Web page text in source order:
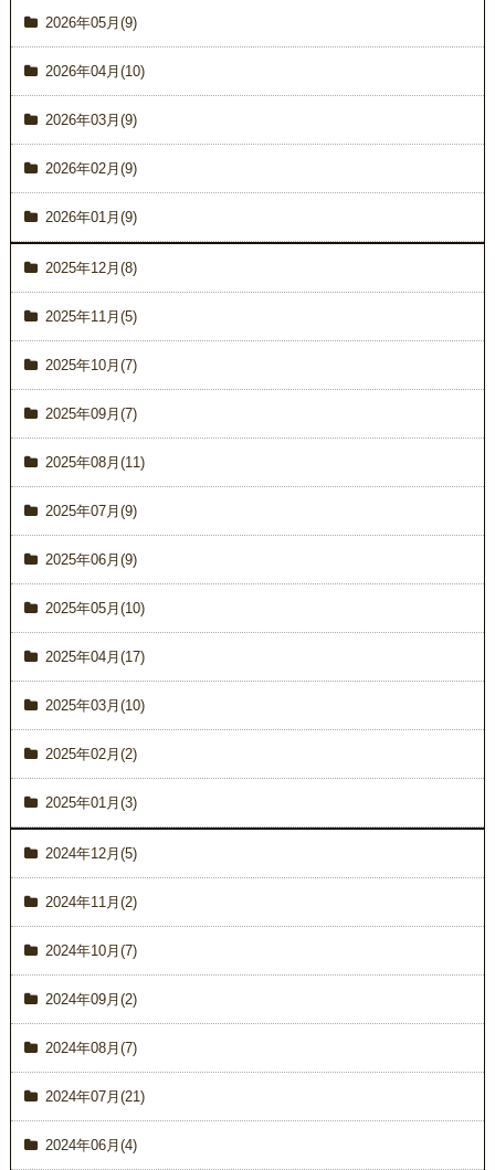
2026年05月(9)
2026年04月(10)
2026年03月(9)
2026年02月(9)
2026年01月(9)
2025年12月(8)
2025年11月(5)
2025年10月(7)
2025年09月(7)
2025年08月(11)
2025年07月(9)
2025年06月(9)
2025年05月(10)
2025年04月(17)
2025年03月(10)
2025年02月(2)
2025年01月(3)
2024年12月(5)
2024年11月(2)
2024年10月(7)
2024年09月(2)
2024年08月(7)
2024年07月(21)
2024年06月(4)